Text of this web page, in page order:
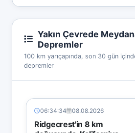
Yakın Çevrede
Depremler
100 km yarıçapında, son 30 gün
depremler
06:34:34 08.08.2026
Ridgecrest'in 8 km